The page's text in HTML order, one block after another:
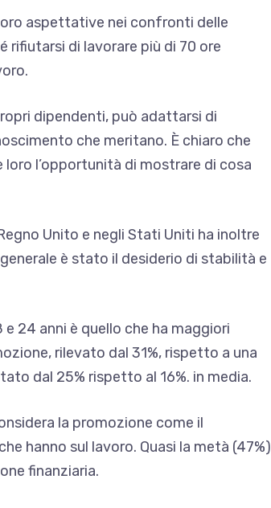
aspettative nei confronti delle
rifiutarsi di lavorare più di 70 ore
dipendenti, può adattarsi di
che meritano. È chiaro che
l’opportunità di mostrare di cosa
Unito e negli Stati Uniti ha inoltre
è stato il desiderio di stabilità e
24 anni è quello che ha maggiori
rilevato dal 31%, rispetto a una
dal 25% rispetto al 16%. in media.
la promozione come il
hanno sul lavoro. Quasi la metà (47%)
finanziaria.